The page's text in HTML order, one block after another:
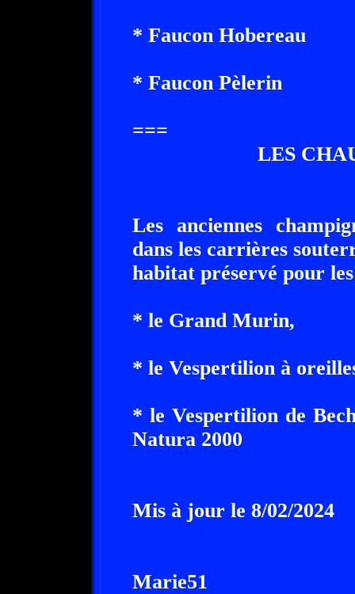
* Faucon Hobereau
* Faucon Pèlerin
===
LES
Les anciennes
dans les carrières
habitat préservé pour
* le Grand Murin,
* le Vespertilion à
* le Vespertilion de
Natura 2000
Mis à jour le 8/02/2024
Marie51